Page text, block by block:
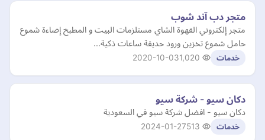
متجر دب آند شوب
متجر إلكتروني القهوة الشاي مستلزمات البيت و المطبخ إضاءة شموع
حامل شموع تخزين ورود حديقة ساعات ذكية...
خدمات 2020-10-03
دكان سيو - شركة سيو
دكان سيو - افضل شركة سيو في السعودية
خدمات 2024-01-27